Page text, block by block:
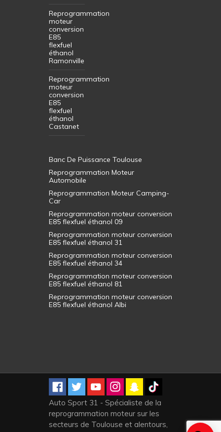
Reprogrammation
moteur
conversion
E85
flexfuel
éthanol
Ramonville
Reprogrammation
moteur
conversion
E85
flexfuel
éthanol
Castanet
Banc De Puissance Toulouse
Reprogrammation Moteur
Automobile
Reprogrammation Moteur Camping-
Car
Reprogrammation moteur conversion
E85 flexfuel éthanol 09
Reprogrammation moteur conversion
E85 flexfuel éthanol 31
Reprogrammation moteur conversion
E85 flexfuel éthanol 34
Reprogrammation moteur conversion
E85 flexfuel éthanol 81
Reprogrammation moteur conversion
E85 flexfuel éthanol Albi
Auto Sport 31 - Spécialiste de la
reprogrammation moteur sur les
secteurs de Toulouse et alentours,